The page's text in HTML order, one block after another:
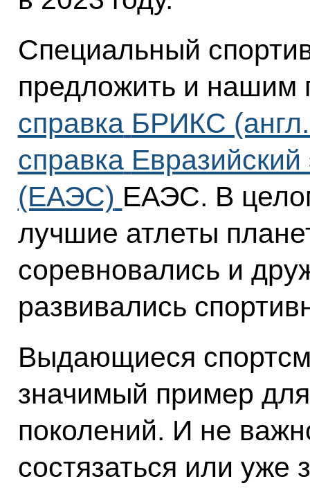
Специальный
предложить и нашим
справка БРИКС
справка
(ЕАЭС) ЕАЭС. В
лучшие атлеты
соревновались и
развивались
Выдающиеся
значимый пример
поколений. И не
состязаться или уже